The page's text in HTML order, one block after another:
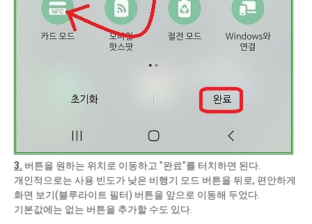
3. 버튼을 원하는 위치로 이동하고 "완료"를 터치하면 된다.
개인적으로는 사용 빈도가 낮은 비행기 모드 버튼을 뒤로, 편안하게
화면 보기(블루라이트 필터) 버튼을 앞으로 이동해 두었다.
기본값에는 없는 버튼을 추가할 수도 있다.